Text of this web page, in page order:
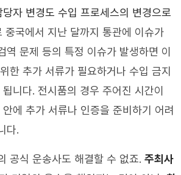
당자 변경도 수입 프로세스의 변경으로
중국에서 지난 달까지 통관에 이슈가
역 문제 등의 특정 이슈가 발생하면 이
한 추가 서류가 필요하거나 수입 금지
니다. 전시품의 경우 주어진 시간이
에 추가 서류나 인증을 준비하기 어려
다.
공식 운송사도 해결할 수 없죠. 주최사